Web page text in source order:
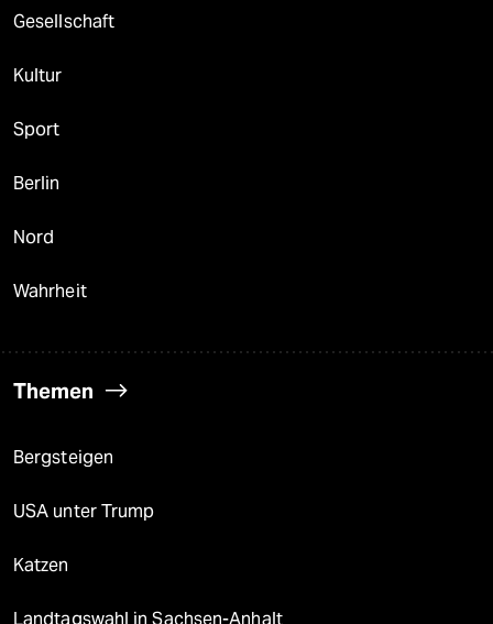
Gesellschaft
Kultur
Sport
Berlin
Nord
Wahrheit
Themen
Bergsteigen
USA unter Trump
Katzen
Landtagswahl in Sachsen-Anhalt